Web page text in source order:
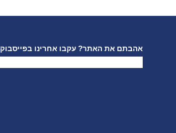
אהבתם את האתר? עקבו אחרינו בפייסבוק